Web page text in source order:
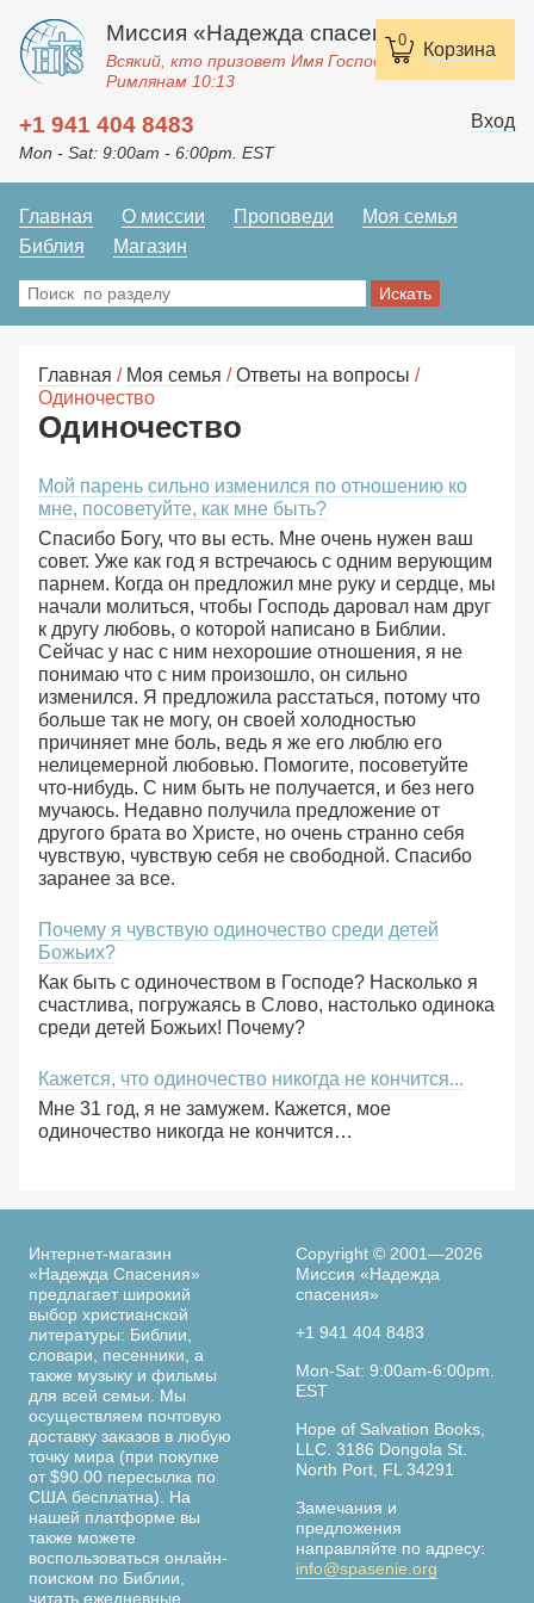
0 Корзина
Миссия «Надежда спасения»
Всякий, кто призовет Имя Господне, спасется.
Римлянам 10:13
+1 941 404 8483
Mon - Sat: 9:00am - 6:00pm. EST
Вход
Главная О миссии Проповеди
Моя семья
Библия
Магазин
Главная / Моя семья /Ответы на вопросы /
Одиночество
Одиночество
Мой парень сильно изменился по отношению ко
мне, посоветуйте, как мне быть?
Спасибо Богу, что вы есть. Мне очень нужен ваш
совет. Уже как год я встречаюсь с одним верующим
парнем. Когда он предложил мне руку и сердце, мы
начали молиться, чтобы Господь даровал нам друг
к другу любовь, о которой написано в Библии.
Сейчас у нас с ним нехорошие отношения, я не
понимаю что с ним произошло, он сильно
изменился. Я предложила расстаться, потому что
больше так не могу, он своей холодностью
причиняет мне боль, ведь я же его люблю его
нелицемерной любовью. Помогите, посоветуйте
что-нибудь. С ним быть не получается, и без него
мучаюсь. Недавно получила предложение от
другого брата во Христе, но очень странно себя
чувствую, чувствую себя не свободной. Спасибо
заранее за все.
Почему я чувствую одиночество среди детей
Божьих?
Как быть с одиночеством в Господе? Насколько я
счастлива, погружаясь в Слово, настолько одинока
среди детей Божьих! Почему?
Кажется, что одиночество никогда не кончится...
Мне 31 год, я не замужем. Кажется, мое
одиночество никогда не кончится…
Интернет-магазин
«Надежда Спасения»
предлагает широкий
выбор христианской
литературы: Библии,
словари, песенники, а
также музыку и фильмы
для всей семьи. Мы
осуществляем почтовую
доставку заказов в любую
точку мира (при покупке
от $90.00 пересылка по
США бесплатна). На
нашей платформе вы
также можете
воспользоваться онлайн-
поиском по Библии,
читать ежедневные
Copyright © 2001—2026
Миссия «Надежда
спасения»
+1 941 404 8483
Mon-Sat: 9:00am-6:00pm.
EST
Hope of Salvation Books,
LLC. 3186 Dongola St.
North Port, FL 34291
Замечания и
предложения
направляйте по адресу:
info@spasenie.org